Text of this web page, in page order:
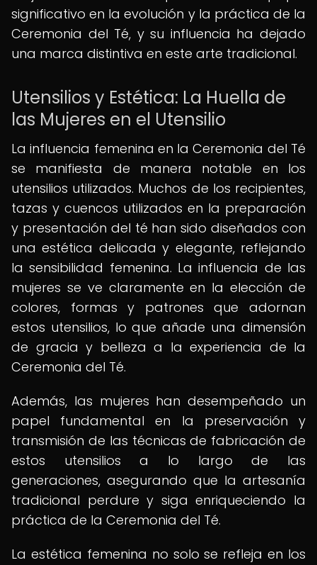
significativo en la evolución y la práctica de la
Ceremonia del Té, y su influencia ha dejado
una marca distintiva en este arte tradicional.
Utensilios y Estética: La Huella de
las Mujeres en el Utensilio
La influencia femenina en la Ceremonia del Té
se manifiesta de manera notable en los
utensilios utilizados. Muchos de los recipientes,
tazas y cuencos utilizados en la preparación
y presentación del té han sido diseñados con
una estética delicada y elegante, reflejando
la sensibilidad femenina. La influencia de las
mujeres se ve claramente en la elección de
colores, formas y patrones que adornan
estos utensilios, lo que añade una dimensión
de gracia y belleza a la experiencia de la
Ceremonia del Té.
Además, las mujeres han desempeñado un
papel fundamental en la preservación y
transmisión de las técnicas de fabricación de
estos utensilios a lo largo de las
generaciones, asegurando que la artesanía
tradicional perdure y siga enriqueciendo la
práctica de la Ceremonia del Té.
La estética femenina no solo se refleja en los